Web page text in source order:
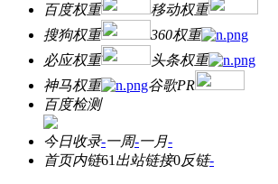
百度权重
移动权重
搜狗权重
360权重
必应权重
头条权重
神马权重
谷歌PR
百度检测
今日收录-一周-一月-
首页内链61 出站链接0反链-